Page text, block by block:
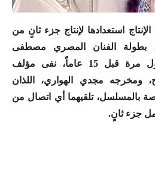
استعدادها لإنتاج جزء ثانٍ من
بطولة الفنان المصري مصطفى
شعبان، والذي عرض لأول مرة قبل 15 عاماًً، نفى مؤلف
ومخرجه مجدي الهواري، اللذان
بالمسلسل، تلقيهما أي اتصال من
جزء ثانٍ.